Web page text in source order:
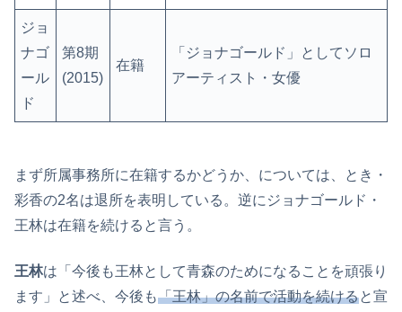
ジョ
ナゴ
ール
ド
第8期
(2015)
在籍
「ジョナゴールド」として ソロ
アーティスト・女優
まず所属事務所に在籍するかどうか、については、とき・
彩香の2名は退所を表明している。逆にジョナゴールド・
王林は在籍を続けると言う。
王林は「今後も王林として青森のためになることを頑張り
ます」と述べ、今後も「王林」の名前で活動を続けると宣